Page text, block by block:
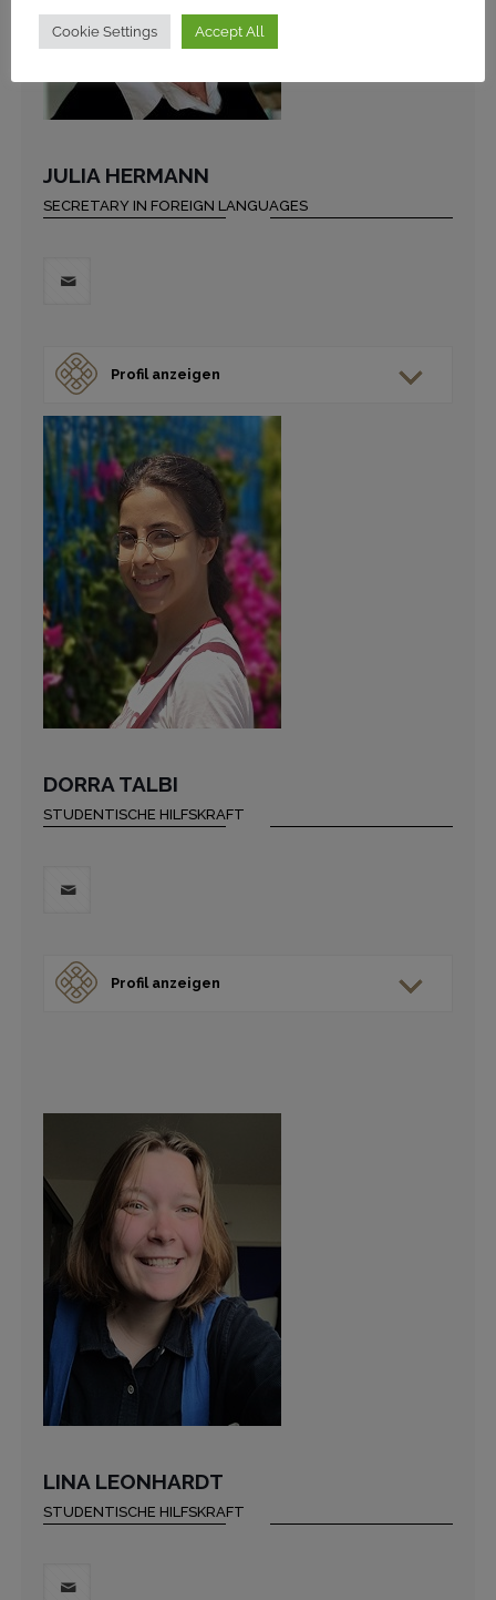
JULIA HERMANN
SECRETARY IN FOREIGN LANGUAGES
Profil anzeigen
DORRA TALBI
STUDENTISCHE HILFSKRAFT
Profil anzeigen
LINA LEONHARDT
STUDENTISCHE HILFSKRAFT
Cookie Settings Accept All